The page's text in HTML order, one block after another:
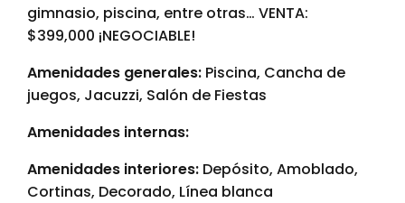
gimnasio, piscina, entre otras… VENTA:
$399,000 ¡NEGOCIABLE!
Amenidades generales: Piscina, Cancha de
juegos, Jacuzzi, Salón de Fiestas
Amenidades internas:
Amenidades interiores: Depósito, Amoblado,
Cortinas, Decorado, Línea blanca